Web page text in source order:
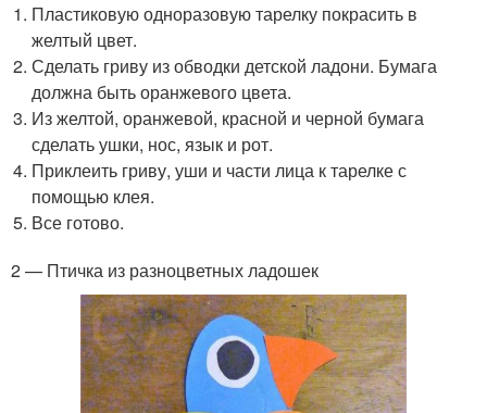
Пластиковую одноразовую тарелку покрасить в
желтый цвет.
Сделать гриву из обводки детской ладони. Бумага
должна быть оранжевого цвета.
Из желтой, оранжевой, красной и черной бумага
сделать ушки, нос, язык и рот.
Приклеить гриву, уши и части лица к тарелке с
помощью клея.
Все готово.
2 — Птичка из разноцветных ладошек